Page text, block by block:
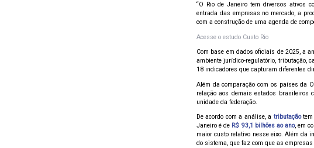
“O Rio de Janeiro tem diversos ativos
entrada das empresas no mercado, a
com a construção de uma agenda de
Acesse o estudo Custo Rio
Com base em dados oficiais de 2025, a
ambiente jurídico-regulatório, tributação,
18 indicadores que capturam diferentes
Além da comparação com os países da
relação aos demais estados brasileiros
unidade da federação.
De acordo com a análise, a tributaçãotem
Janeiro é de R$ 93,1 bilhões ao ano, em
maior custo relativo nesse eixo. Além da
do sistema, que faz com que as